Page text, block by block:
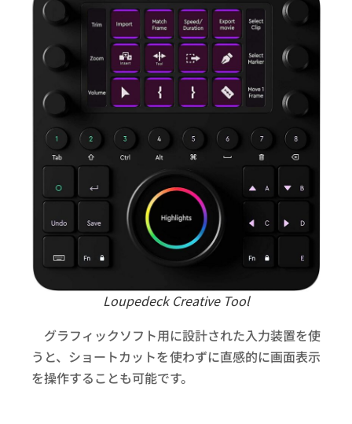
Loupedeck Creative Tool
グラフィックソフト用に設計された入力装置を使
うと、ショートカットを使わずに直感的に画面表示
を操作することも可能です。